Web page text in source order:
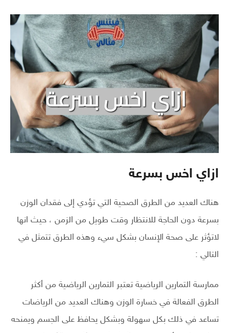
ازاي اخس بسرعة
هناك العديد من الطرق الصحية التي تؤدي إلى فقدان الوزن
بسرعة دون الحاجة للانتظار وقت طويل من الزمن ، حيث انها
لاتؤثر على صحة الإنسان بشكل سيء وهذه الطرق تتمثل في
التالي :
ممارسة التمارين الرياضية تعتبر التمارين الرياضية من أكثر
الطرق الفعالة في خسارة الوزن وهناك العديد من الرياضات
تساعد في ذلك بكل سهولة وبشكل يحافظ على الجسم ويمنحه